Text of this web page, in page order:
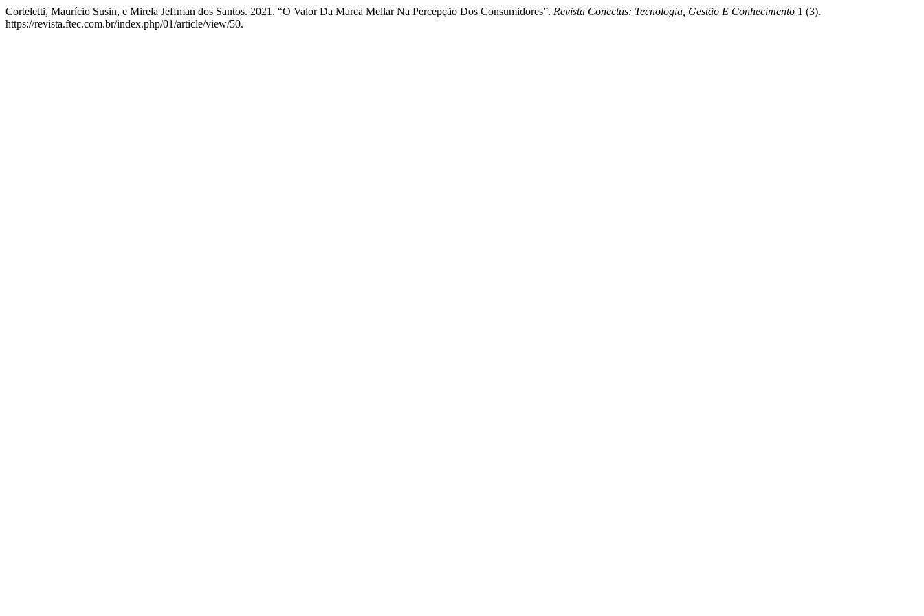
Corteletti, Maurício Susin, e Mirela Jeffman dos Santos. 2021. “O Valor Da Marca Mellar Na Percepção Dos Consumidores”. Revista Conectus: Tecnologia, Gestão E Conhecimento 1 (3).
https://revista.ftec.com.br/index.php/01/article/view/50.